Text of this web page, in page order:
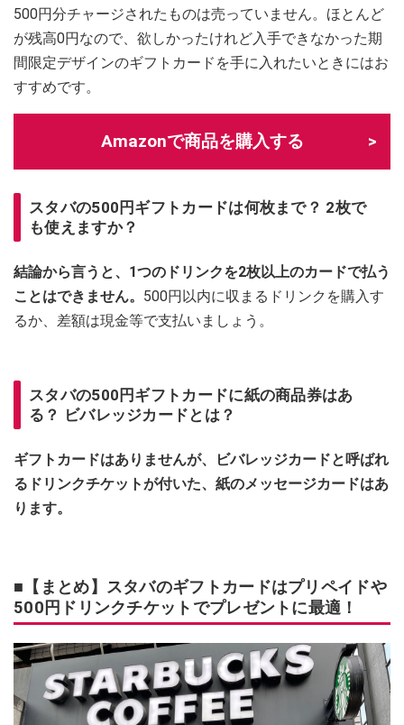
500円分チャージされたものは売っていません。ほとんど
が残高0円なので、欲しかったけれど入手できなかった期
間限定デザインのギフトカードを手に入れたいときにはお
すすめです。
Amazonで商品を購入する
スタバの500円ギフトカードは何枚まで？ 2枚で
も使えますか？
結論から言うと、1つのドリンクを2枚以上のカードで払う
ことはできません。 500円以内に収まるドリンクを購入す
るか、差額は現金等で支払いましょう。
スタバの500円ギフトカードに紙の商品券はあ
る？ ビバレッジカードとは？
ギフトカードはありませんが、ビバレッジカードと呼ばれ
るドリンクチケットが付いた、紙のメッセージカードはあ
ります。
■【まとめ】スタバのギフトカードはプリペイドや
500円ドリンクチケットでプレゼントに最適！